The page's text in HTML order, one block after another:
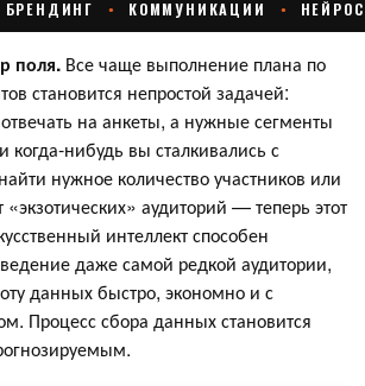
поля. Все чаще выполнение плана по
становится непростой задачей:
на анкеты, а нужные сегменты
когда-нибудь вы сталкивались с
нужное количество участников или
«экзотических» аудиторий — теперь этот
интеллект способен
даже самой редкой аудитории,
данных быстро, экономно и с
Процесс сбора данных становится